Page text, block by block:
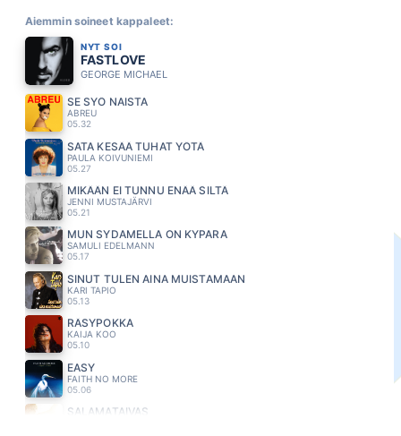
Aiemmin soineet kappaleet:
NYT SOI
FASTLOVE
GEORGE MICHAEL
SE SYÖ NAISTA
ABREU
05.32
SATA KESÄÄ TUHAT YÖTÄ
PAULA KOIVUNIEMI
05.27
MIKÄÄN EI TUNNU ENÄÄ SILTÄ
JENNI MUSTAJÄRVI
05.21
MUN SYDAMELLA ON KYPARA
SAMULI EDELMANN
05.17
SINUT TULEN AINA MUISTAMAAN
KARI TAPIO
05.13
RÄSYPOKKA
KAIJA KOO
05.10
EASY
FAITH NO MORE
05.06
SALAMATAIVAS